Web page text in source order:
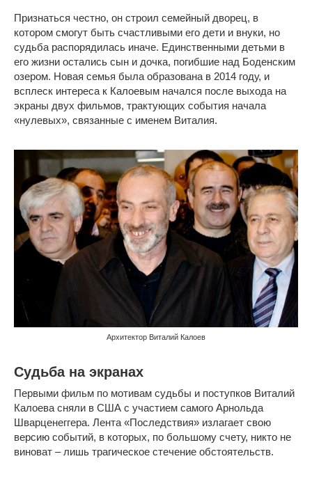
Признаться честно, он строил семейный дворец, в
котором смогут быть счастливыми его дети и внуки, но
судьба распорядилась иначе. Единственными детьми в
его жизни остались сын и дочка, погибшие над Боденским
озером. Новая семья была образована в 2014 году, и
всплеск интереса к Калоевым начался после выхода на
экраны двух фильмов, трактующих события начала
«нулевых», связанные с именем Виталия.
Архитектор Виталий Калоев
Судьба на экранах
Первыми фильм по мотивам судьбы и поступков Виталий
Калоева сняли в США с участием самого Арнольда
Шварценеггера. Лента «Последствия» излагает свою
версию событий, в которых, по большому счету, никто не
виноват – лишь трагическое стечение обстоятельств.